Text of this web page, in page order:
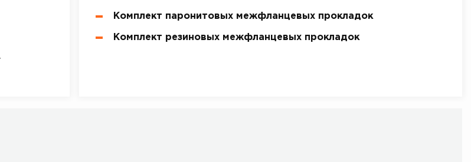
Комплект паронитовых межфланцевых прокладок
Комплект резиновых межфланцевых прокладок